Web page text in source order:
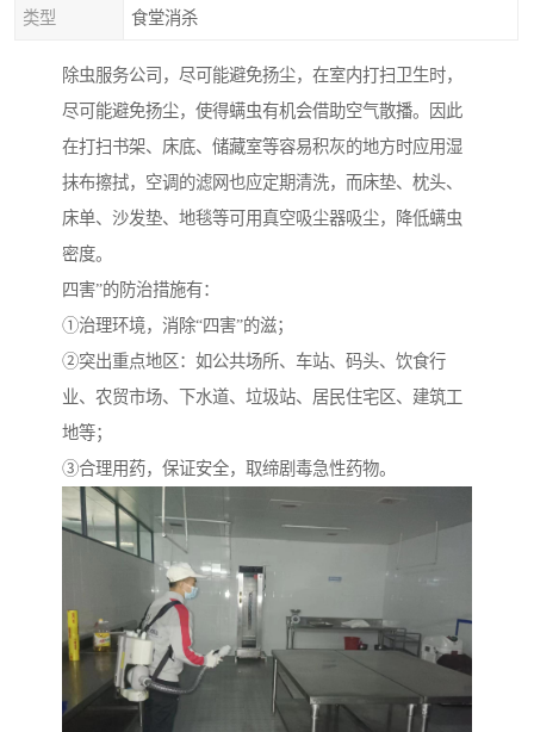
类型 食堂消杀
除虫服务公司，尽可能避免扬尘，在室内打扫卫生时，
尽可能避免扬尘，使得螨虫有机会借助空气散播。因此
在打扫书架、床底、储藏室等容易积灰的地方时应用湿
抹布擦拭，空调的滤网也应定期清洗，而床垫、枕头、
床单、沙发垫、地毯等可用真空吸尘器吸尘，降低螨虫
密度。
四害”的防治措施有：
①治理环境，消除“四害”的滋；
②突出重点地区：如公共场所、车站、码头、饮食行
业、农贸市场、下水道、垃圾站、居民住宅区、建筑工
地等；
③合理用药，保证安全，取缔剧毒急性药物。